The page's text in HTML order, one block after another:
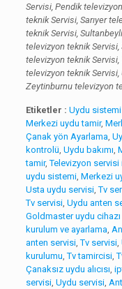
Servisi, Pendik
teknik Servisi, Sarıyer
teknik Servisi,
televizyon teknik
televizyon teknik
televizyon teknik
Zeytinburnu televizyon
Etiketler : Uydu
Merkezi uydu tamir,
Çanak yön Ayarlama
kontrolü Uydu bakımı
tamir,Televizyon servisi
uydu sistemi, Merkezi
Usta uydu servisi,Tv
Tv servisi, Uydu anten
Goldmaster uydu cihazı
kurulum ve ayarlama
anten servisi,Tv servisi,
kurulumu ,Tv tamircisi,
Çanaksız uydu alıcısı
servisi, Uydu servisi,